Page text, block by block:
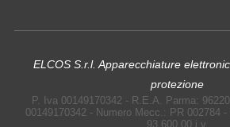
ELCOS S.r.l. Apparecchiature
protezione
P. Iva 00149170342 - R.E.A. Parma:
00149170342 - Numero Mecc.: PR 002784
93.600,00 i.v.